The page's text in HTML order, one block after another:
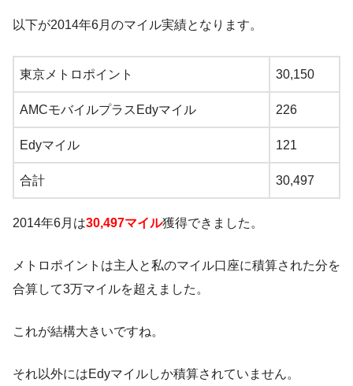
以下が2014年6月のマイル実績となります。
東京メトロポイント 30,150
AMCモバイルプラスEdyマイル 226
Edyマイル 121
合計 30,497
2014年6月は30,497マイル獲得できました。
メトロポイントは主人と私のマイル口座に積算された分を
合算して3万マイルを超えました。
これが結構大きいですね。
それ以外にはEdyマイルしか積算されていません。